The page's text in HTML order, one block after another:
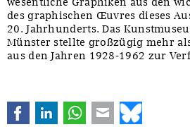
des graphischen Œuvres dieses
20. Jahrhunderts. Das
Münster stellte großzügig mehr
aus den Jahren 1928-1962 zur
FacebookLinkedInWhatsApp
E-mail